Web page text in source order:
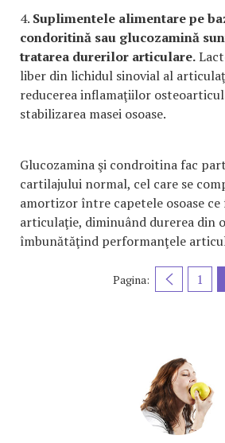
4. Suplimentele alimentare pe
condoritină sau glucozamină
tratarea durerilor articulare.
liber din lichidul sinovial al
reducerea inflamaţiilor
stabilizarea masei osoase.
Glucozamina şi condroitina fac
cartilajului normal, cel care se
amortizor între capetele osoase ce
articulaţie, diminuând durerea din
îmbunătăţind performanţele
Pagina: 1